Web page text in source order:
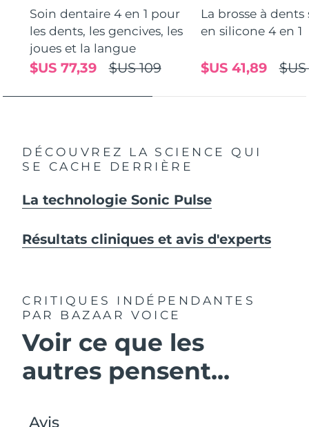
Soin dentaire 4 en 1 pour
les dents, les gencives, les
joues et la langue
$US 109
$US 77,39
La brosse à
en silicone 4 en 1
$US 41,89
DÉCOUVREZ LA SCIENCE QUI
SE CACHE DERRIÈRE
La technologie Sonic Pulse
Résultats cliniques et avis d'experts
CRITIQUES INDÉPENDANTES
PAR BAZAAR VOICE
Voir ce que les
autres pensent...